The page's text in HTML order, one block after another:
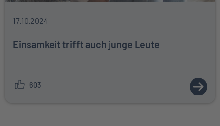
17.10.2024
Einsamkeit trifft auch junge Leute
603
ZUM